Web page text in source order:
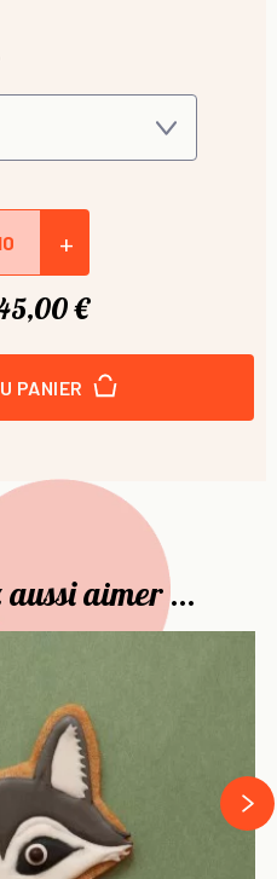
+
€
PANIER
aimer ...
›